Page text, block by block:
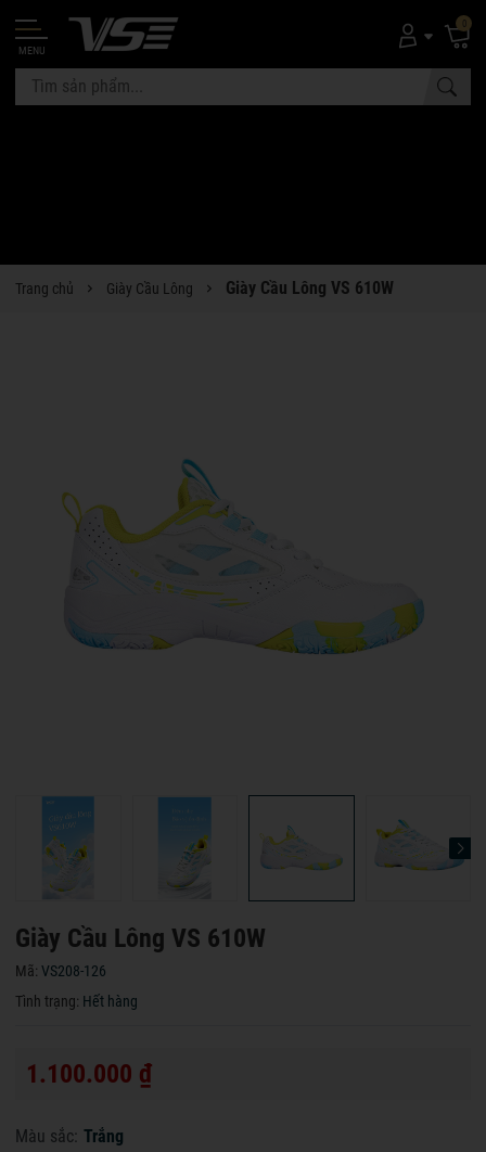
MENU
0
Trang chủ Giày Cầu Lông Giày Cầu Lông VS 610W
Giày Cầu Lông VS 610W
Mã: VS208-126
Tình trạng: Hết hàng
1.100.000 ₫
Màu sắc: Trắng